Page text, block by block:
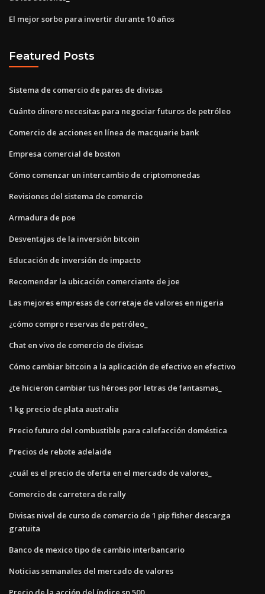
El mejor sorbo para invertir durante 10 años
Featured Posts
Sistema de comercio de pares de divisas
Cuánto dinero necesitas para negociar futuros de petróleo
Comercio de acciones en línea de macquarie bank
Empresa comercial de boston
Cómo comenzar un intercambio de criptomonedas
Revisiones del sistema de comercio
Armadura de poe
Desventajas de la inversión bitcoin
Educación de inversión de impacto
Recomendar la ubicación comerciante de joe
Las mejores empresas de corretaje de valores en nigeria
¿cómo compro reservas de petróleo_
Chat en vivo de comercio de divisas
Cómo cambiar bitcoin a la aplicación de efectivo en efectivo
¿te hicieron cambiar tus héroes por letras de fantasmas_
1 kg precio de plata australia
Precio futuro del combustible para calefacción doméstica
Precios de rebote adelaide
¿cuál es el precio de oferta en el mercado de valores_
Comercio de carretera de rally
Divisas nivel de curso de comercio de 1 pip fisher descarga
gratuita
Banco de mexico tipo de cambio interbancario
Noticias semanales del mercado de valores